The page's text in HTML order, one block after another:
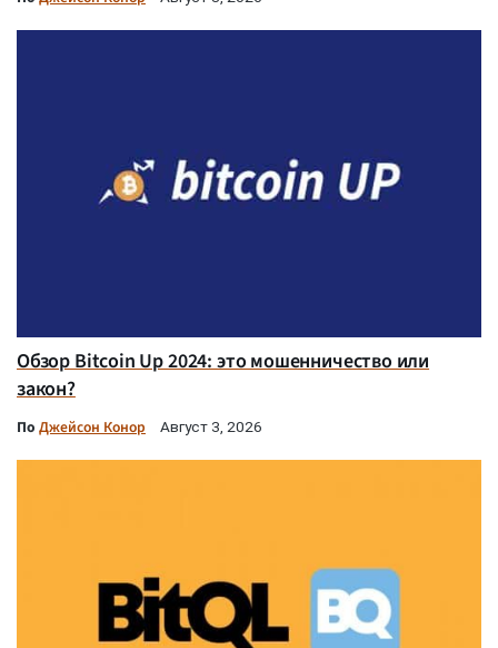
Обзор Bitcoin Up 2024: это мошенничество или
закон?
По Джейсон Конор Август 3, 2026